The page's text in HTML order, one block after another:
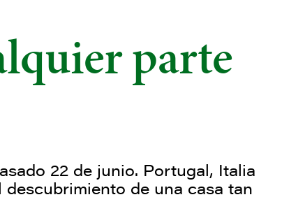
parte
22 de junio. Portugal, Italia
de una casa tan